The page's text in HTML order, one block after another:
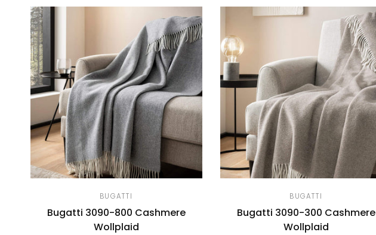
BUGATTI
Bugatti 3090-800 Cashmere
Wollplaid
BUGATTI
Bugatti 3090-300 Cashmere
Wollplaid